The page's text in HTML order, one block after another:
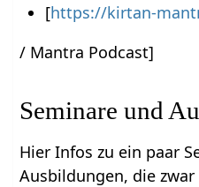
[https://kirtan-
/ Mantra Podcast]
Seminare und
Hier Infos zu ein paar
Ausbildungen, die